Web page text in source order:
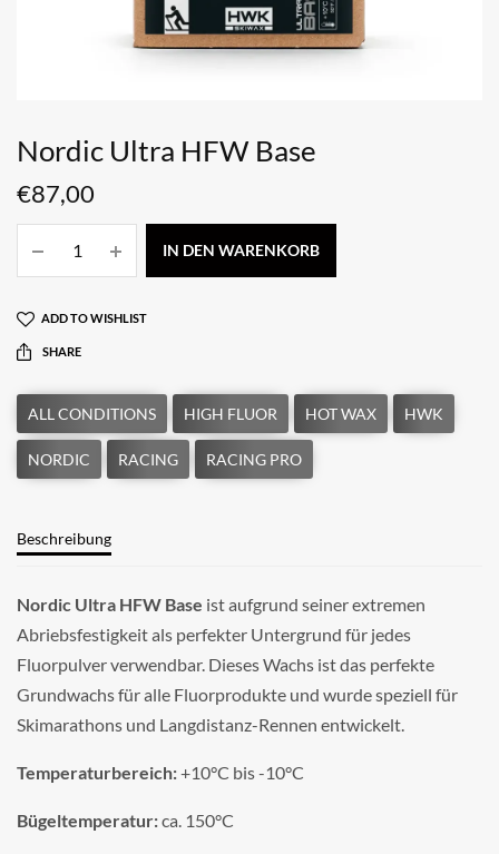
Nordic Ultra HFW Base
€87,00
IN DEN WARENKORB
ADD TO WISHLIST
SHARE
Beschreibung
Nordic Ultra HFW Base ist aufgrund seiner extremen
Abriebsfestigkeit als perfekter Untergrund für jedes
Fluorpulver verwendbar. Dieses Wachs ist das perfekte
Grundwachs für alle Fluorprodukte und wurde speziell für
Skimarathons und Langdistanz-Rennen entwickelt.
Temperaturbereich:+10°C bis -10°C
Bügeltemperatur:ca. 150°C